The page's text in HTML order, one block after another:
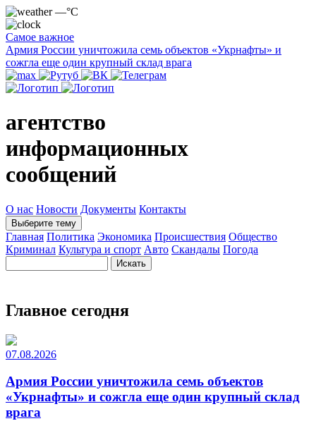
—°C
Самое важное
Армия России уничтожила семь объектов «Укрнафты» и
сожгла еще один крупный склад врага
агентство
информационных
сообщений
О нас Новости Документы Контакты
Выберите тему
Главная Политика Экономика Происшествия Общество
Криминал Культура и спорт Авто Скандалы Погода
Главное сегодня
07.08.2026
Армия России уничтожила семь объектов
«Укрнафты» и сожгла еще один крупный склад
врага